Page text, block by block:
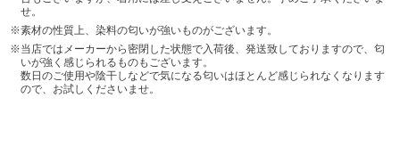
せ。
素材の性質上、染料の匂いが強いものがございます。
当店ではメーカーから密閉した状態で入荷後、発送致しておりますので、匂
いが強く感じられるものもございます。
数日のご使用や陰干しなどで気になる匂いはほとんど感じられなくなります
ので、お試しくださいませ。